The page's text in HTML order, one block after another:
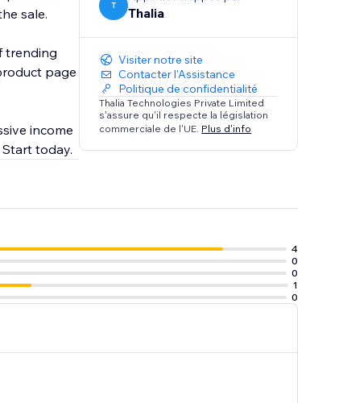
sale.
trending
page
income
today.
T Thalia
Visiter notre site
Contacter l'Assistance
Politique de confidentialité
Thalia Technologies Private Limited
s'assure qu'il respecte la législation
commerciale de l'UE. Plus d'info
4
0
0
1
0